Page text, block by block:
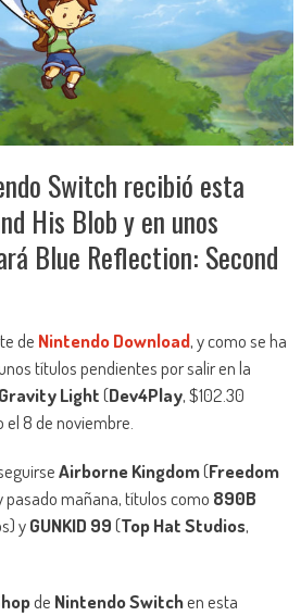
Switch recibió esta
His Blob y en unos
Blue Reflection: Second
de Nintendo Download, y como se ha
títulos pendientes por salir en la
Gravity Light(Dev4Play, $102.30
8 de noviembre.
Airborne Kingdom(Freedom
pasado mañana, títulos como 890B
yGUNKID 99(Top Hat Studios,
de Nintendo Switchen esta